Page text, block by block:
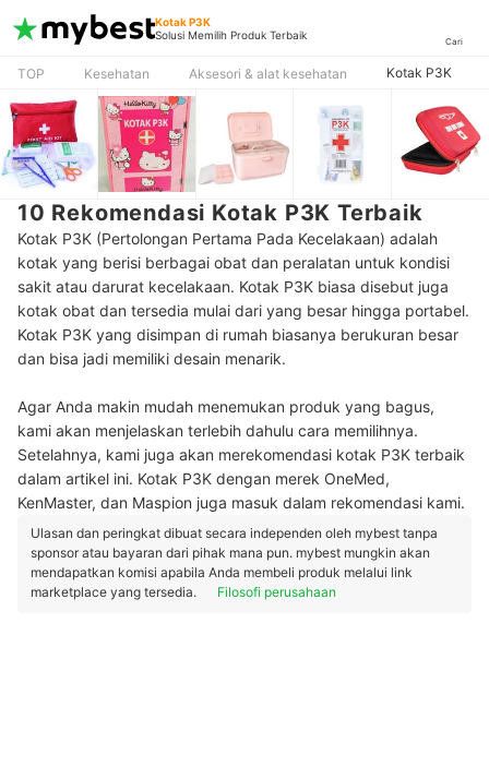
Kotak P3K
Solusi Memilih Produk Terbaik
Cari
TOP Kesehatan Aksesori & alat kesehatan Kotak P3K
10 Rekomendasi Kotak P3K Terbaik
Kotak P3K (Pertolongan Pertama Pada Kecelakaan) adalah
kotak yang berisi berbagai obat dan peralatan untuk kondisi
sakit atau darurat kecelakaan. Kotak P3K biasa disebut juga
kotak obat dan tersedia mulai dari yang besar hingga portabel.
Kotak P3K yang disimpan di rumah biasanya berukuran besar
dan bisa jadi memiliki desain menarik.
Agar Anda makin mudah menemukan produk yang bagus,
kami akan menjelaskan terlebih dahulu cara memilihnya.
Setelahnya, kami juga akan merekomendasi kotak P3K terbaik
dalam artikel ini. Kotak P3K dengan merek OneMed,
KenMaster, dan Maspion juga masuk dalam rekomendasi kami.
Ulasan dan peringkat dibuat secara independen oleh mybest tanpa
sponsor atau bayaran dari pihak mana pun. mybest mungkin akan
mendapatkan komisi apabila Anda membeli produk melalui link
marketplace yang tersedia.
Filosofi perusahaan